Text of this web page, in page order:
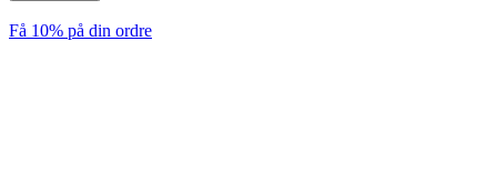
Få 10% på din ordre